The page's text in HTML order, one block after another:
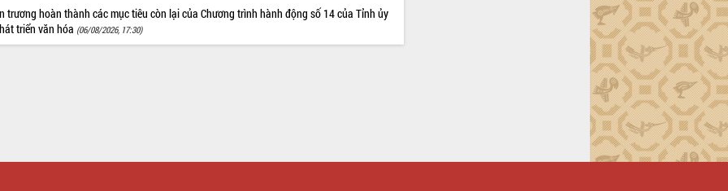
trương hoàn thành các mục tiêu còn lại của Chương trình hành động số 14 của Tỉnh ủy
triển văn hóa (06/08/2026, 17:30)